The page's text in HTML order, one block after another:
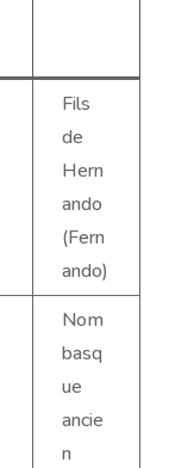
Fils
de
Hern
ando
(Fern
ando)
Nom
basq
ue
ancie
n